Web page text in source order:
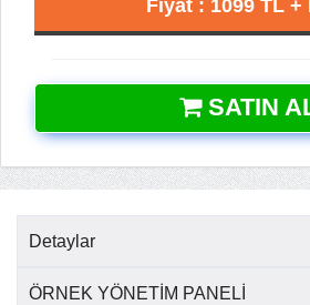
Fiyat : 1099 TL +
SATIN
Detaylar
ÖRNEK YÖNETİM PANELİ